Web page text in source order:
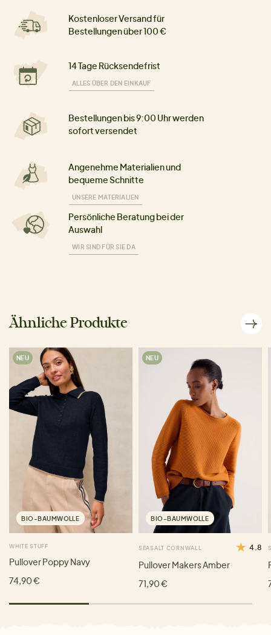
Kostenloser Versand für
Bestellungen über 100 €
14 Tage Rücksendefrist
ALLES ÜBER DEN EINKAUF
Bestellungen bis 9:00 Uhr werden
sofort versendet
Angenehme Materialien und
bequeme Schnitte
UNSERE MATERIALIEN
Persönliche Beratung bei der
Auswahl
WIR SIND FÜR SIE DA
Ähnliche Produkte
NEU
BIO-BAUMWOLLE
WHITE STUFF
Pullover Poppy Navy
74,90 €
NEU
BIO-BAUMWOLLE
SEASALT CORNWALL 4.8
Pullover Makers Amber
71,90 €